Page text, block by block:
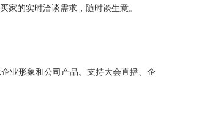
家的实时洽谈需求，随时谈生意。
业形象和公司产品。 支持大会直播、企